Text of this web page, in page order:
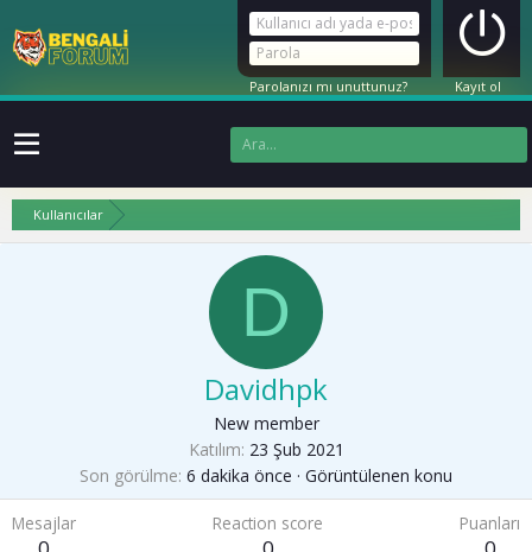
Parolanızı mı unuttunuz? Kayıt ol
Kullanıcılar
D
Davidhpk
New member
Katılım 23 Şub 2021
Son görülme 6 dakika önce · Görüntülenen konu
Mesajlar Reaction score Puanları